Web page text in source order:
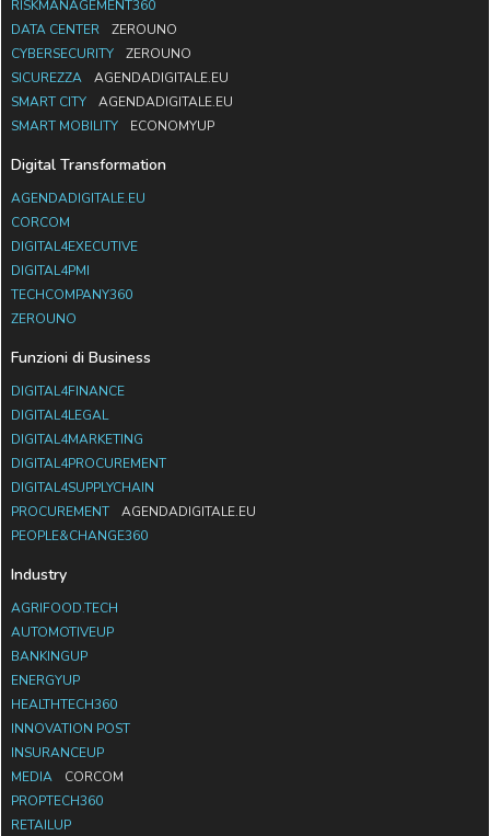
RISKMANAGEMENT360
DATA CENTER
ZEROUNO
CYBERSECURITY
ZEROUNO
SICUREZZA
AGENDADIGITALE.EU
SMART CITY
AGENDADIGITALE.EU
SMART MOBILITY
ECONOMYUP
Digital Transformation
AGENDADIGITALE.EU
CORCOM
DIGITAL4EXECUTIVE
DIGITAL4PMI
TECHCOMPANY360
ZEROUNO
Funzioni di Business
DIGITAL4FINANCE
DIGITAL4LEGAL
DIGITAL4MARKETING
DIGITAL4PROCUREMENT
DIGITAL4SUPPLYCHAIN
PROCUREMENT
AGENDADIGITALE.EU
PEOPLE&CHANGE360
Industry
AGRIFOOD.TECH
AUTOMOTIVEUP
BANKINGUP
ENERGYUP
HEALTHTECH360
INNOVATION POST
INSURANCEUP
MEDIA
CORCOM
PROPTECH360
RETAILUP